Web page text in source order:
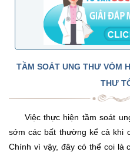
TẦM SOÁT UNG THƯ VÒM
THƯ
Việc thực hiện tầm soát
sớm các bất thường kể cả khi
Chính vì vậy, đây có thể coi là